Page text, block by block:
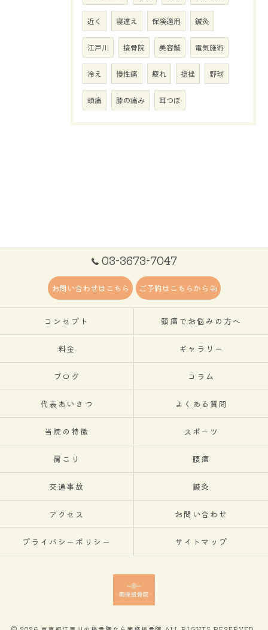
近く 寝違え 保険適用 鍼灸
江戸川 接骨院 美容鍼 電気施術
冷え 慢性痛 疲れ 捻挫 野球
頭痛 膝の痛み 耳つぼ
03-3673-7047
お問い合わせはこちら ご予約はこちらから
コンセプト 頭痛でお悩みの方へ
料金 ギャラリー
ブログ コラム
代表あいさつ よくある質問
当院の特徴 スポーツ
肩こり 腰痛
交通事故 鍼灸
アクセス お問い合わせ
プライバシーポリシー サイトマップ